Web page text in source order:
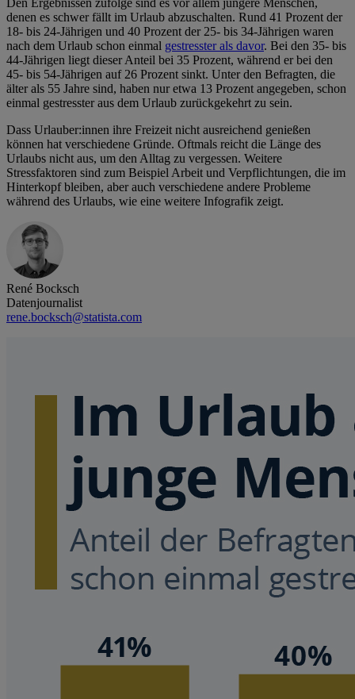
Den Ergebnissen zufolge sind es vor allem jüngere Menschen,
denen es schwer fällt im Urlaub abzuschalten. Rund 41 Prozent der
18- bis 24-Jährigen und 40 Prozent der 25- bis 34-Jährigen waren
nach dem Urlaub schon einmal gestresster als davor. Bei den 35- bis
44-Jährigen liegt dieser Anteil bei 35 Prozent, während er bei den
45- bis 54-Jährigen auf 26 Prozent sinkt. Unter den Befragten, die
älter als 55 Jahre sind, haben nur etwa 13 Prozent angegeben, schon
einmal gestresster aus dem Urlaub zurückgekehrt zu sein.
Dass Urlauber:innen ihre Freizeit nicht ausreichend genießen
können hat verschiedene Gründe. Oftmals reicht die Länge des
Urlaubs nicht aus, um den Alltag zu vergessen. Weitere
Stressfaktoren sind zum Beispiel Arbeit und Verpflichtungen, die im
Hinterkopf bleiben, aber auch verschiedene andere Probleme
während des Urlaubs, wie eine weitere Infografik zeigt.
René Bocksch
Datenjournalist
rene.bocksch@statista.com